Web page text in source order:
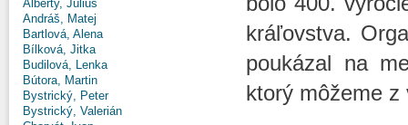
Alberty, Július
Andráš, Matej
Bartlová, Alena
Bílková, Jitka
Budilová, Lenka
Bútora, Martin
Bystrický, Peter
Bystrický, Valerián
kráľovstva.
poukázal na
ktorý môžeme